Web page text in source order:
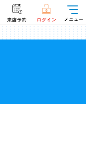
来店予約 ログイン メニュー